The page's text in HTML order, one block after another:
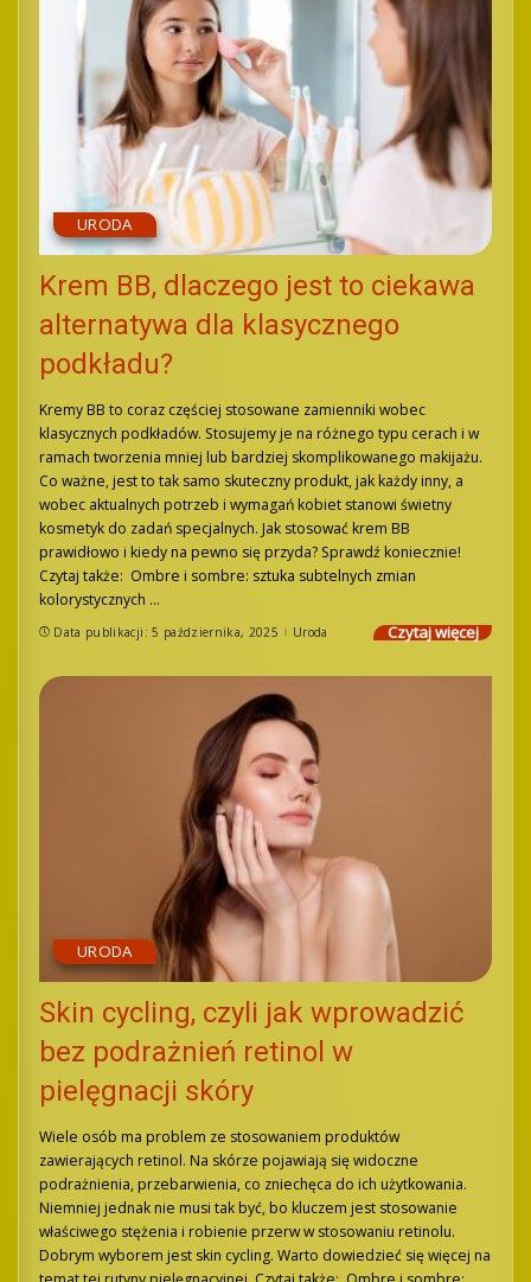
URODA
Krem BB, dlaczego jest to ciekawa
alternatywa dla klasycznego
podkładu?
Kremy BB to coraz częściej stosowane zamienniki wobec
klasycznych podkładów. Stosujemy je na różnego typu cerach i w
ramach tworzenia mniej lub bardziej skomplikowanego makijażu.
Co ważne, jest to tak samo skuteczny produkt, jak każdy inny, a
wobec aktualnych potrzeb i wymagań kobiet stanowi świetny
kosmetyk do zadań specjalnych. Jak stosować krem BB
prawidłowo i kiedy na pewno się przyda? Sprawdź koniecznie!
Czytaj także: Ombre i sombre: sztuka subtelnych zmian
kolorystycznych ...
Data publikacji: 5 października, 2025 Uroda Czytaj więcej
URODA
Skin cycling, czyli jak wprowadzić
bez podrażnień retinol w
pielęgnacji skóry
Wiele osób ma problem ze stosowaniem produktów
zawierających retinol. Na skórze pojawiają się widoczne
podrażnienia, przebarwienia, co zniechęca do ich użytkowania.
Niemniej jednak nie musi tak być, bo kluczem jest stosowanie
właściwego stężenia i robienie przerw w stosowaniu retinolu.
Dobrym wyborem jest skin cycling. Warto dowiedzieć się więcej na